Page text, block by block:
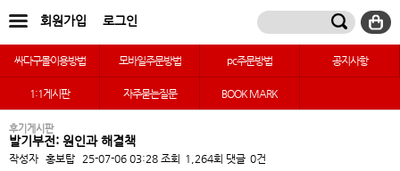
회원가입 로그인
싸다구몰이용방법 모바일주문방법 pc주문방법 공지사항
1:1게시판 자주묻는질문 BOOK MARK
후기게시판
발기부전: 원인과 해결책
작성자 홍보탑 25-07-06 03:28 조회 1,264회 댓글 0건